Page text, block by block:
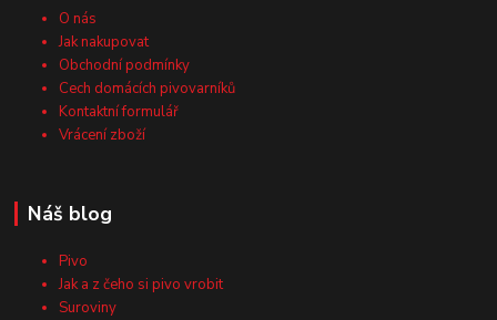
O nás
Jak nakupovat
Obchodní podmínky
Cech domácích pivovarníků
Kontaktní formulář
Vrácení zboží
Náš blog
Pivo
Jak a z čeho si pivo vrobit
Suroviny